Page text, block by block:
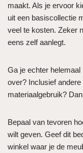
maakt. Als je ervoor
uit een basiscollectie
veel te kosten. Zeker
eens zelf aanlegt.
Ga je echter
over? Inclusief
materiaalgebruik?
Bepaal van tevoren
wilt geven. Geef dit
winkel waar je de